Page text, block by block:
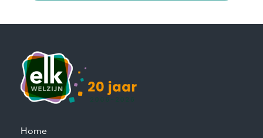
Home